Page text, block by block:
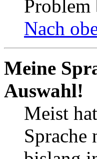
Problem
Nach
Meine
Auswahl!
Meist
Sprache